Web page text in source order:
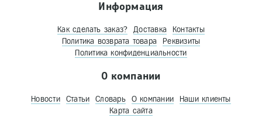
Информация
Как сделать заказ? Доставка
Контакты
Политика возврата товара
Реквизиты
Политика конфиденциальности
О компании
Новости Статьи Словарь О компании
Наши клиенты
Карта сайта